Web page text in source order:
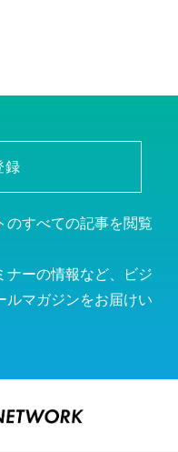
録
のすべての記事を閲覧
ナーの情報など、ビジ
ルマガジンをお届けい